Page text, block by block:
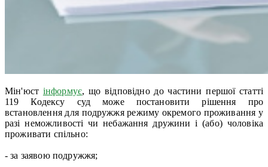
Мін'юст інформує, що відповідно до частини першої статті
119 Кодексу суд може постановити рішення про
встановлення для подружжя режиму окремого проживання у
разі неможливості чи небажання дружини і (або) чоловіка
проживати спільно:
- за заявою подружжя;